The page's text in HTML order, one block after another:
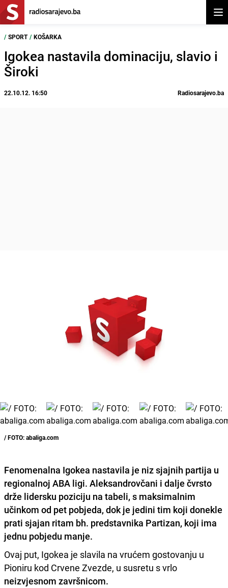
/ SPORT / KOŠARKA
Igokea nastavila dominaciju, slavio i
Široki
22.10.12. 16:50 Radiosarajevo.ba
/ FOTO: abaliga.com
Fenomenalna Igokea nastavila je niz sjajnih partija u
regionalnoj ABA ligi. Aleksandrovčani i dalje čvrsto
drže lidersku poziciju na tabeli, s maksimalnim
učinkom od pet pobjeda, dok je jedini tim koji donekle
prati sjajan ritam bh. predstavnika Partizan, koji ima
jednu pobjedu manje.
Ovaj put, Igokea je slavila na vrućem gostovanju u
Pioniru kod Crvene Zvezde, u susretu s vrlo
neizvjesnom završnicom.